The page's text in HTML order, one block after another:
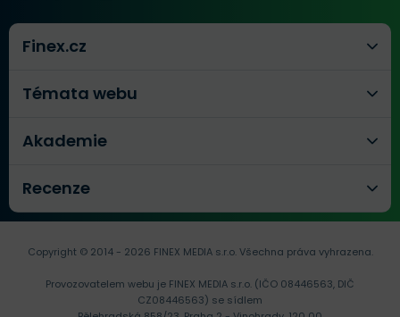
Finex.cz
Témata webu
Akademie
Recenze
Copyright © 2014 - 2026 FINEX MEDIA s.r.o.Všechna práva vyhrazena.
Provozovatelem webu je FINEX MEDIA s.r.o. (IČO 08446563, DIČ
CZ08446563) se sídlem